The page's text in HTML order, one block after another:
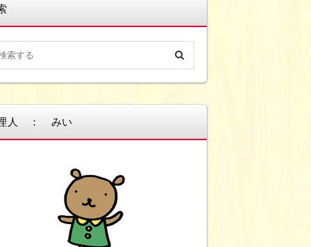
人 ： みい